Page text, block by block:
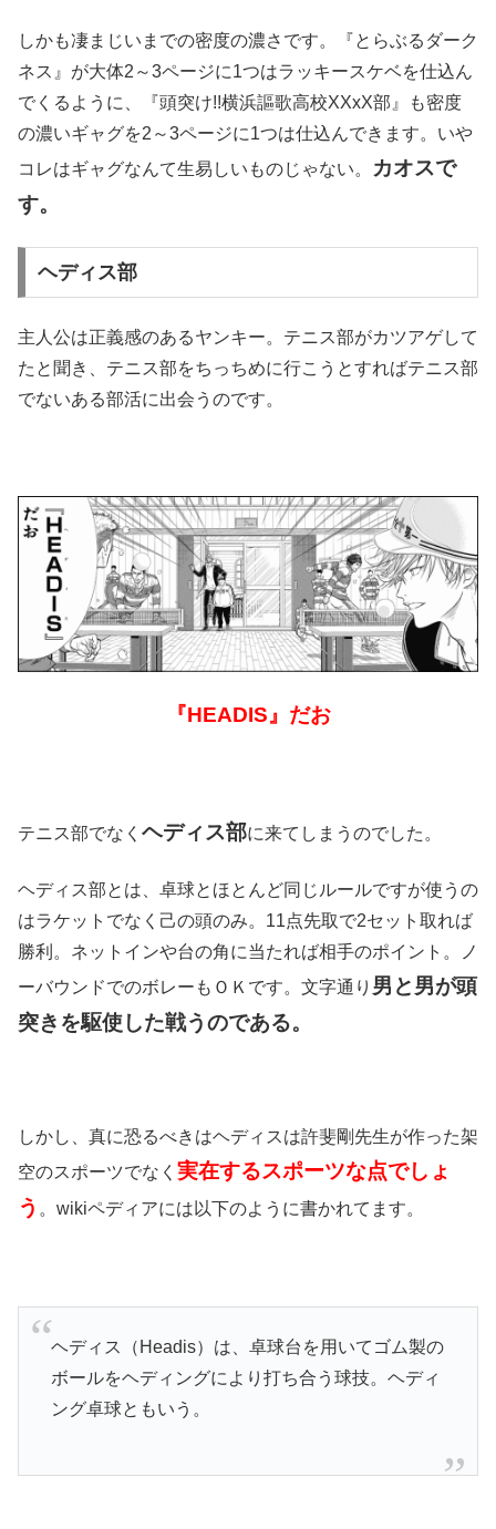
しかも凄まじいまでの密度の濃さです。『とらぶるダーク
ネス』が大体2～3ページに1つはラッキースケベを仕込ん
でくるように、『頭突け!!横浜謳歌高校XXxX部』も密度
の濃いギャグを2～3ページに1つは仕込んできます。いや
コレはギャグなんて生易しいものじゃない。
カオスで
す。
ヘディス部
主人公は正義感のあるヤンキー。テニス部がカツアゲして
たと聞き、テニス部をちっちめに行こうとすればテニス部
でないある部活に出会うのです。
『HEADIS』だお
テニス部でなく ヘディス部に来てしまうのでした。
ヘディス部とは、卓球とほとんど同じルールですが使うの
はラケットでなく己の頭のみ。11点先取で2セット取れば
勝利。ネットインや台の角に当たれば相手のポイント。ノ
ーバウンドでのボレーもＯＫです。文字通り 男と男が頭
突きを駆使した戦うのである。
しかし、真に恐るべきはヘディスは許斐剛先生が作った架
空のスポーツでなく 実在するスポーツな点でしょ
う 。wikiペディアには以下のように書かれてます。
ヘディス（Headis）は、卓球台を用いてゴム製の
ボールをヘディングにより打ち合う球技。ヘディ
ング卓球ともいう。